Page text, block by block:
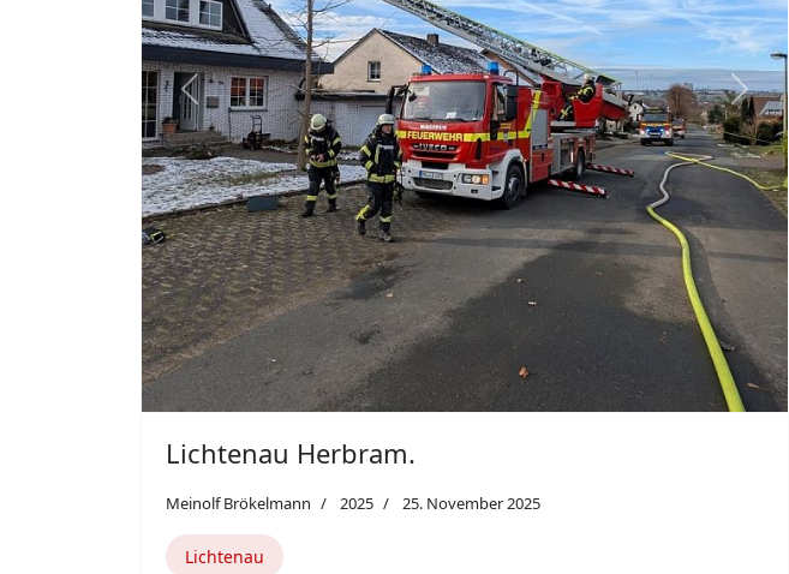
Kontakte Impressum
Datenschutzerklärung
© 2026 Verband der Feuerwehren im Kreis Paderborn. Designed byJoomShaper